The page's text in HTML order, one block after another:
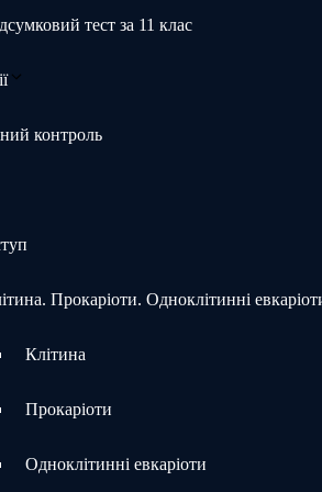
тест за 11 клас
контроль
Прокаріоти. Одноклітинні
Клітина
Прокаріоти
Одноклітинні евкаріоти